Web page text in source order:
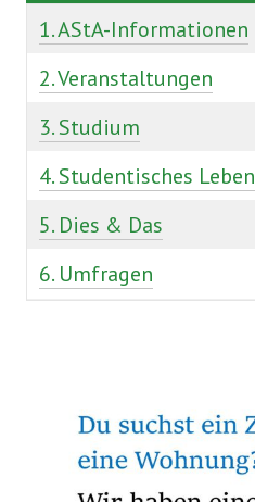
1. AStA-Informationen
2. Veranstaltungen
3. Studium
4. Studentisches Leben
5. Dies & Das
6. Umfragen